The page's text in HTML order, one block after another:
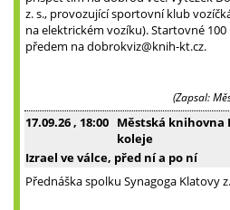
z. s., provozující sportovní klub
na elektrickém vozíku). Startovné
předem na dobrokviz@knih-kt.cz.
(Zapsal:
17.09.26 , 18:00 Městská knihovna
koleje
Izrael ve válce, před ní a po ní
Přednáška spolku Synagoga Klatovy